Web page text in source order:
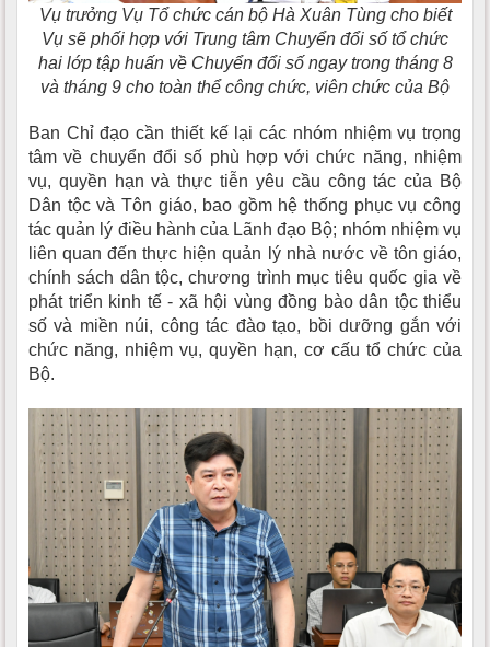
Vụ trưởng Vụ Tổ chức cán bộ Hà Xuân Tùng cho biết
Vụ sẽ phối hợp với Trung tâm Chuyển đổi số tổ chức
hai lớp tập huấn về Chuyển đổi số ngay trong tháng 8
và tháng 9 cho toàn thể công chức, viên chức của Bộ
Ban Chỉ đạo cần thiết kế lại các nhóm nhiệm vụ trọng
tâm về chuyển đổi số phù hợp với chức năng, nhiệm
vụ, quyền hạn và thực tiễn yêu cầu công tác của Bộ
Dân tộc và Tôn giáo, bao gồm hệ thống phục vụ công
tác quản lý điều hành của Lãnh đạo Bộ; nhóm nhiệm vụ
liên quan đến thực hiện quản lý nhà nước về tôn giáo,
chính sách dân tộc, chương trình mục tiêu quốc gia về
phát triển kinh tế - xã hội vùng đồng bào dân tộc thiểu
số và miền núi, công tác đào tạo, bồi dưỡng gắn với
chức năng, nhiệm vụ, quyền hạn, cơ cấu tổ chức của
Bộ.